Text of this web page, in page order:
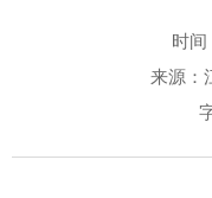
时间
来源：